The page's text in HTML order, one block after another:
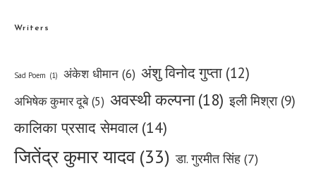
Writers
Sad Poem (1) अंकेश धीमान (6) अंशु विनोद गुप्ता (12)
अभिषेक कुमार दूबे (5) अवस्थी कल्पना (18) इली मिश्रा (9)
कालिका प्रसाद सेमवाल (14)
जितेंद्र कुमार यादव (33) डा. गुरमीत सिंह (7)